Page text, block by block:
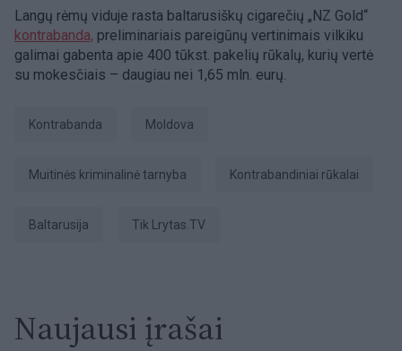
Langų rėmų viduje rasta baltarusiškų cigarečių „NZ Gold“
kontrabanda, preliminariais pareigūnų vertinimais vilkiku
galimai gabenta apie 400 tūkst. pakelių rūkalų, kurių vertė
su mokesčiais – daugiau nei 1,65 mln. eurų.
Kontrabanda Moldova
Muitinės kriminalinė tarnyba kontrabandiniai rūkalai
Baltarusija tik Lrytas.TV
Naujausi įrašai